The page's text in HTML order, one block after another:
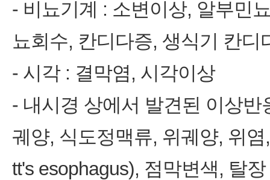
- 비뇨기계 : 소변이상, 알부민
뇨회수, 칸디다증, 생식기 칸디
- 시각 : 결막염, 시각이상
- 내시경 상에서 발견된 이상
궤양, 식도정맥류, 위궤양, 위
tt's esophagus), 점막변색, 탈장